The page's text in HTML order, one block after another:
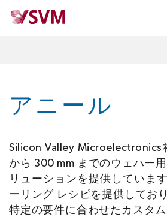
アニール
Silicon Valley
から 300 mm までのウェハー
リューションを提供していま
ーリング レシピを提供してお
特定の要件に合わせたカスタ